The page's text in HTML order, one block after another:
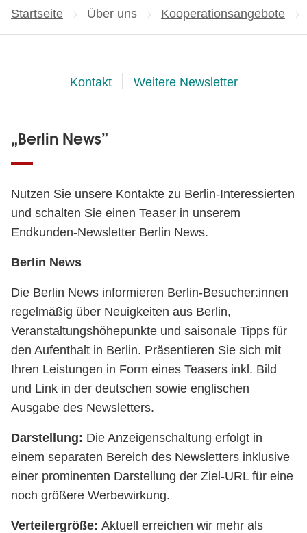
Startseite Über uns Kooperationsangebote
Kontakt Weitere Newsletter
„Berlin News”
Nutzen Sie unsere Kontakte zu Berlin-Interessierten
und schalten Sie einen Teaser in unserem
Endkunden-Newsletter Berlin News.
Berlin News
Die Berlin News informieren Berlin-Besucher:innen
regelmäßig über Neuigkeiten aus Berlin,
Veranstaltungshöhepunkte und saisonale Tipps für
den Aufenthalt in Berlin. Präsentieren Sie sich mit
Ihren Leistungen in Form eines Teasers inkl. Bild
und Link in der deutschen sowie englischen
Ausgabe des Newsletters.
Darstellung: Die Anzeigenschaltung erfolgt in
einem separaten Bereich des Newsletters inklusive
einer prominenten Darstellung der Ziel-URL für eine
noch größere Werbewirkung.
Verteilergröße: Aktuell erreichen wir mehr als